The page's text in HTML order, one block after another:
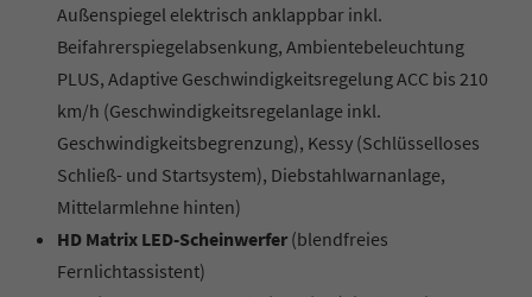
Außenspiegel elektrisch anklappbar inkl.
Beifahrerspiegelabsenkung, Ambientebeleuchtung
PLUS, Adaptive Geschwindigkeitsregelung ACC bis 210
km/h (Geschwindigkeitsregelanlage inkl.
Geschwindigkeitsbegrenzung), Kessy (Schlüsselloses
Schließ- und Startsystem), Diebstahlwarnanlage,
Mittelarmlehne hinten)
HD Matrix LED-Scheinwerfer (blendfreies
Fernlichtassistent)